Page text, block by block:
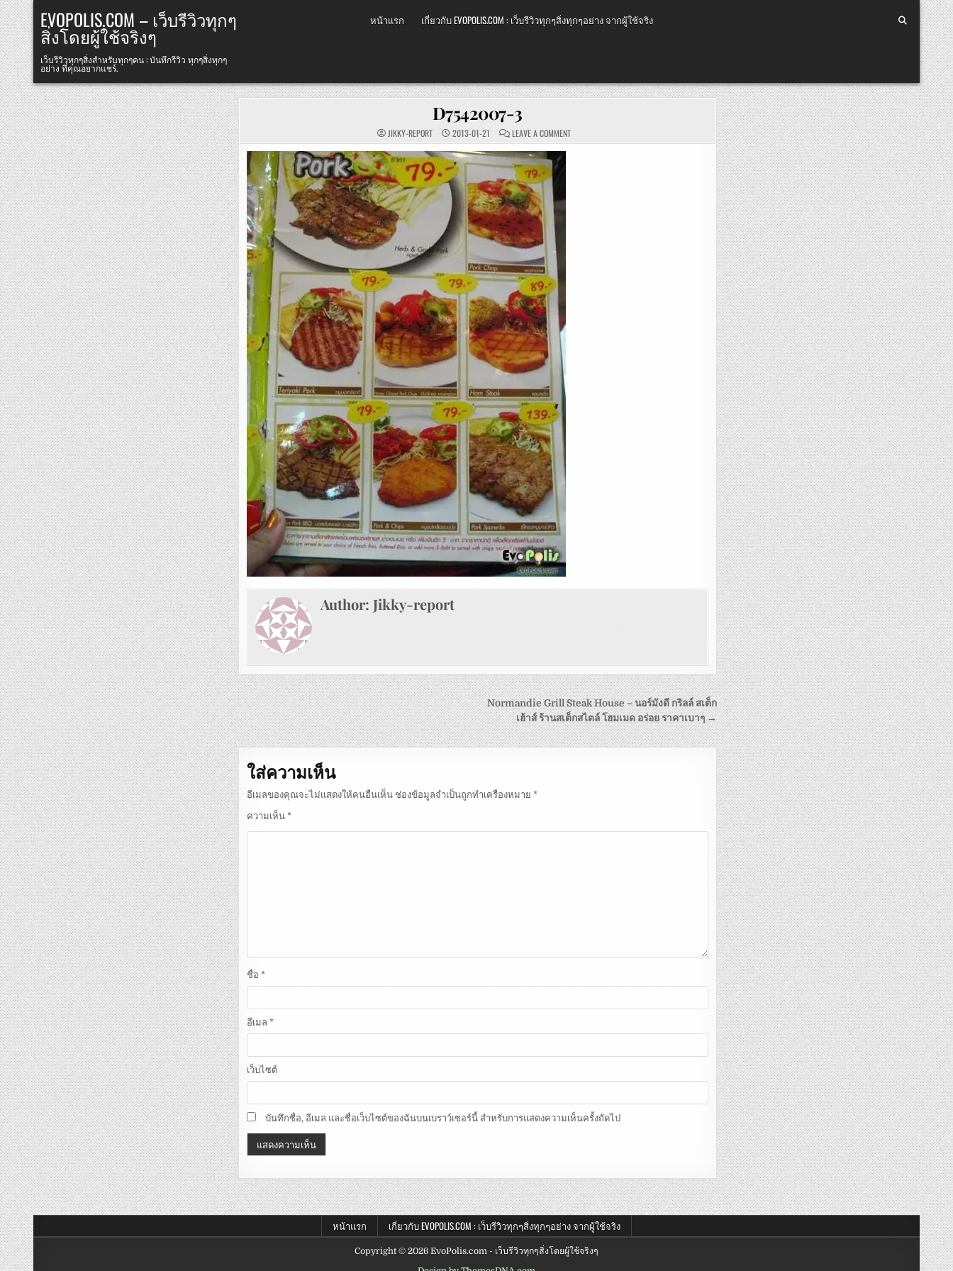
Skip
to
content
EVOPOLIS.COM – เว็บรีวิวทุกๆ
สิ่งโดยผู้ใช้จริงๆ
เว็บรีวิวทุกๆสิ่งสำหรับทุกๆคน : บันทึกรีวิว ทุกๆสิ่งทุกๆ
อย่าง ที่คุณอยากแชร์.
หน้าแรก เกี่ยวกับ EVOPOLIS.COM : เว็บรีวิวทุกๆสิ่งทุกๆอย่าง จากผู้ใช้จริง
D7542007-3
JIKKY-REPORT 2013-01-21 LEAVE A COMMENTON
D7542007-
Author: Jikky-report
แนะแนว
เรื่อง
Normandie Grill Steak House – นอร์มังดี กริลล์ สเต็ก
เฮ้าส์ ร้านสเต็กสไตล์ โฮมเมด อร่อย ราคาเบาๆ →
ใส่ความเห็น
อีเมลของคุณจะไม่แสดงให้คนอื่นเห็น ช่องข้อมูลจำเป็นถูกทำเครื่องหมาย *
ความเห็น *
ชื่อ *
อีเมล *
เว็บไซต์
บันทึกชื่อ, อีเมล และชื่อเว็บไซต์ของฉันบนเบราว์เซอร์นี้ สำหรับการแสดงความเห็นครั้งถัดไป
หน้าแรก เกี่ยวกับ EVOPOLIS.COM : เว็บรีวิวทุกๆสิ่งทุกๆอย่าง จากผู้ใช้จริง
Copyright © 2026 EvoPolis.com - เว็บรีวิวทุกๆสิ่งโดยผู้ใช้จริงๆ